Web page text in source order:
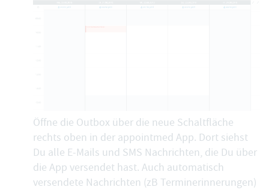
Öffne die Outbox über die neue Schaltfläche
rechts oben in der appointmed App. Dort siehst
Du alle E-Mails und SMS Nachrichten, die Du über
die App versendet hast. Auch automatisch
versendete Nachrichten (zB Terminerinnerungen)